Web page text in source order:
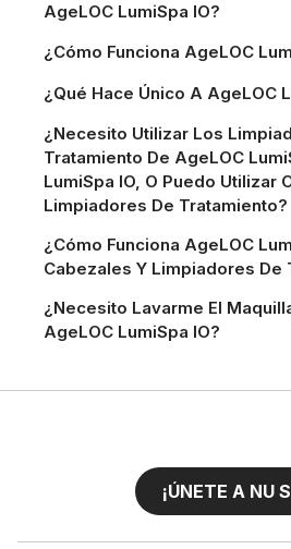
AgeLOC LumiSpa IO?
¿Cómo Funciona AgeLOC
¿Qué Hace Único A AgeLOC
¿Necesito Utilizar Los
Tratamiento De AgeLOC
LumiSpa IO, O Puedo Utilizar
Limpiadores De Tratamiento?
¿Cómo Funciona AgeLOC
Cabezales Y Limpiadores De
¿Necesito Lavarme El
AgeLOC LumiSpa IO?
¡ÚNETE A NU